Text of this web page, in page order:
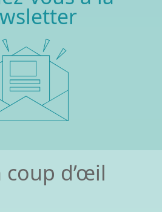
coup d’œil